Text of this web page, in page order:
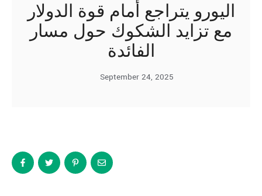
اليورو يتراجع أمام قوة الدولار
مع تزايد الشكوك حول مسار
الفائدة
September 24, 2025